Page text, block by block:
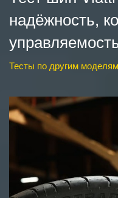
надёжность,
Тесты по другим